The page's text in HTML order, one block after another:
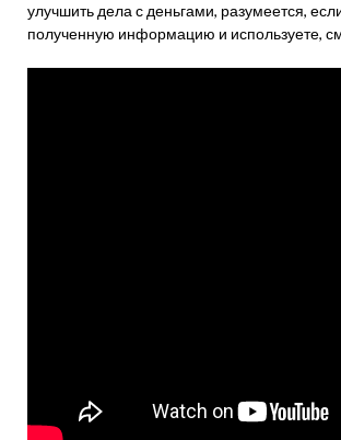
улучшить дела с деньгами, разумеется,
полученную информацию и используете,